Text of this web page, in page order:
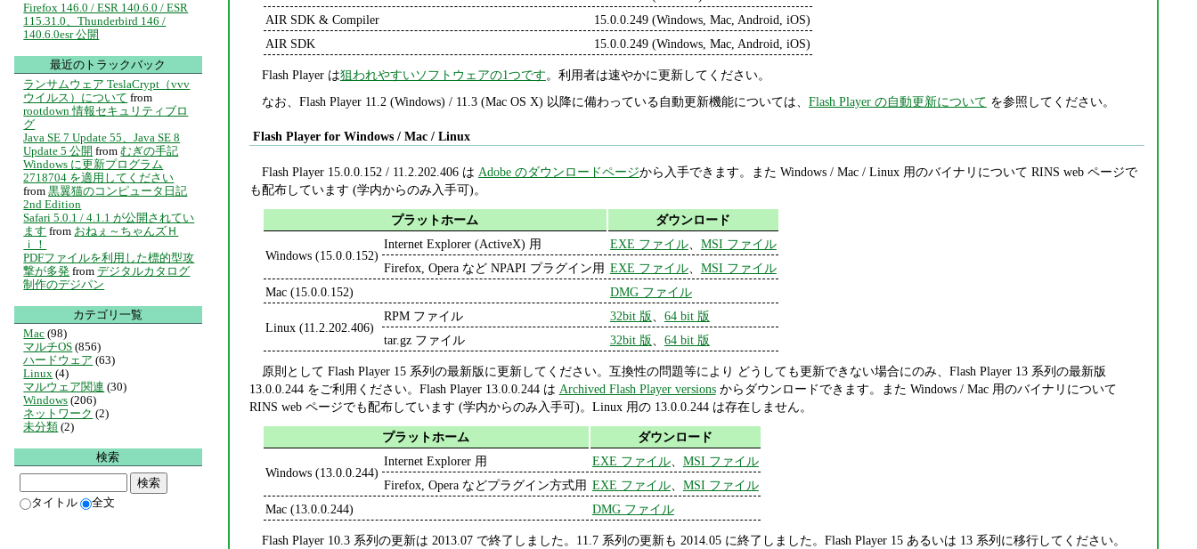
AIR SDK & Compiler
15.0.0.249 (Windows, Mac, Android, iOS)
AIR SDK
15.0.0.249 (Windows, Mac, Android, iOS)
Flash Player は狙われやすいソフトウェアの1つです。利用者は速やかに更新してください。
なお、Flash Player 11.2 (Windows) / 11.3 (Mac OS X) 以降に備わっている自動更新機能については、 Flash Player の自動更新について を参照してください。
Flash Player for Windows / Mac / Linux
Flash Player 15.0.0.152 / 11.2.202.406 は Adobe のダウンロードページから入手できます。また Windows / Mac / Linux 用のバイナリについて RINS web ページで
も配布しています (学内からのみ入手可)。
プラットホーム ダウンロード
Windows (15.0.0.152)
Internet Explorer (ActiveX) 用 EXE ファイル、 MSI ファイル
Firefox, Opera など NPAPI プラグイン用 EXE ファイル、 MSI ファイル
Mac (15.0.0.152)
DMG ファイル
Linux (11.2.202.406)
RPM ファイル 32bit 版
64 bit 版
tar.gz ファイル
32bit 版 64 bit 版
原則として Flash Player 15 系列の最新版に更新してください。互換性の問題等により どうしても更新できない場合にのみ、Flash Player 13 系列の最新版
13.0.0.244 をご利用ください。Flash Player 13.0.0.244 は Archived Flash Player versionsからダウンロードできます。また Windows / Mac 用のバイナリについて
RINS web ページでも配布しています (学内からのみ入手可)。Linux 用の 13.0.0.244 は存在しません。
プラットホーム ダウンロード
Windows (13.0.0.244)
Internet Explorer 用 EXE ファイル、 MSI ファイル
Firefox, Opera などプラグイン方式用 EXE ファイル、 MSI ファイル
Mac (13.0.0.244)
DMG ファイル
Flash Player 10.3 系列の更新は 2013.07 で終了しました。11.7 系列の更新も 2014.05 に終了しました。Flash Player 15 あるいは 13 系列に移行してください。
Firefox 146.0 / ESR 140.6.0 / ESR
115.31.0、Thunderbird 146 /
140.6.0esr 公開
最近のトラックバック
ランサムウェア TeslaCrypt（vvv
ウイルス）について from
rootdown 情報セキュリティブロ
グ
Java SE 7 Update 55、Java SE 8
Update 5 公開 from むぎの手記
Windows に更新プログラム
2718704 を適用してください
from 黒翼猫のコンピュータ日記
2nd Edition
Safari 5.0.1 / 4.1.1 が公開されてい
ます from おねぇ～ちゃんズＨ
ｉ！
PDFファイルを利用した標的型攻
撃が多発 from デジタルカタログ
制作のデジパン
カテゴリ一覧
Mac (98)
マルチOS (856)
ハードウェア (63)
Linux (4)
マルウェア関連 (30)
Windows (206)
ネットワーク (2)
未分類 (2)
検索
タイトル 全文